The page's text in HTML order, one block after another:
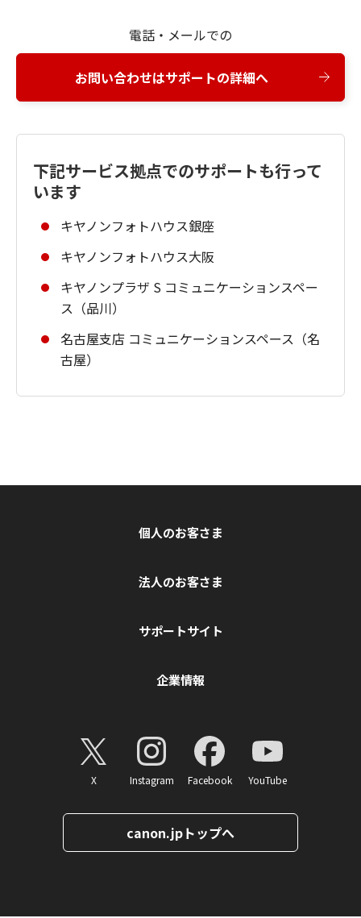
電話・メールでの
お問い合わせはサポートの詳細へ
下記サービス拠点でのサポートも行って
います
キヤノンフォトハウス銀座
キヤノンフォトハウス大阪
キヤノンプラザ S コミュニケーションスペー
ス（品川）
名古屋支店 コミュニケーションスペース（名
古屋）
個人のお客さま
法人のお客さま
サポートサイト
企業情報
X Instagram Facebook YouTube
canon.jpトップへ